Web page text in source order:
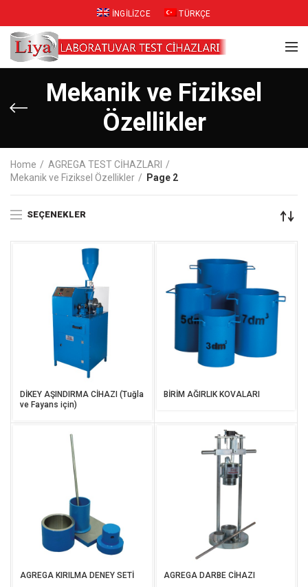
İNGILIZCE TÜRKÇE
Mekanik ve Fiziksel
Özellikler
Home
AGREGA TEST CİHAZLARI
Mekanik ve Fiziksel Özellikler
Page 2
SEÇENEKLER
DİKEY AŞINDIRMA CİHAZI (Tuğla
ve Fayans için)
BİRİM AĞIRLIK KOVALARI
AGREGA KIRILMA DENEY SETİ AGREGA DARBE CİHAZI